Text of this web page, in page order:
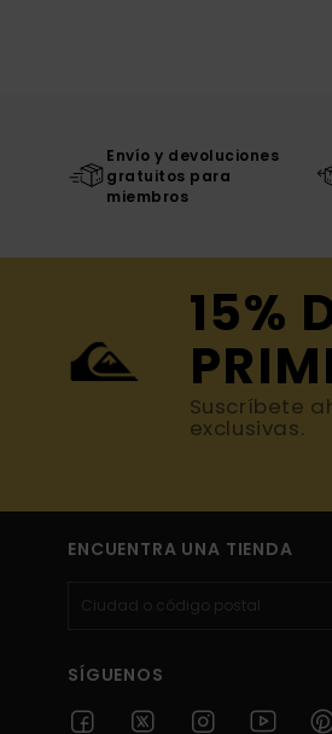
Envío y devoluciones
gratuitos para
miembros
15%
Suscríbete
exclusivas.
ENCUENTRA UNA TIENDA
SÍGUENOS